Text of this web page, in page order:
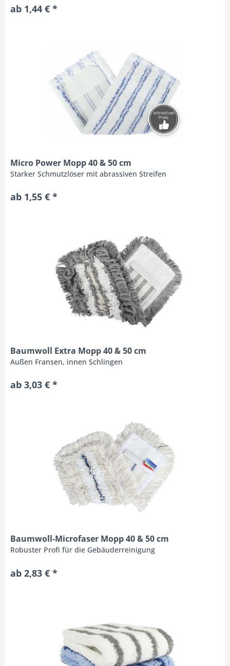
ab 1,44 € *
Micro Power Mopp 40 & 50 cm
Starker Schmutzlöser mit abrassiven Streifen
ab 1,55 € *
Baumwoll Extra Mopp 40 & 50 cm
Außen Fransen, innen Schlingen
ab 3,03 € *
Baumwoll-Microfaser Mopp 40 & 50 cm
Robuster Profi für die Gebäuderreinigung
ab 2,83 € *